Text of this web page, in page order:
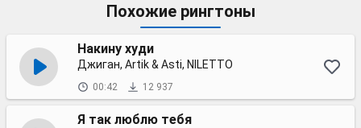
Похожие рингтоны
Накину худи
Джиган, Artik & Asti, NILETTO
00:42 12 937
Я так люблю тебя